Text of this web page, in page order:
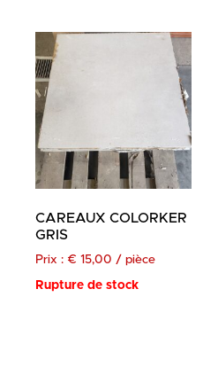
CAREAUX COLORKER
GRIS
Prix : € 15,00 / pièce
Rupture de stock